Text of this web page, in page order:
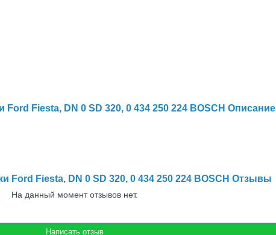
Fiesta, DN 0 SD 320, 0 434 250 224 BOSCH Описание
Ford Fiesta, DN 0 SD 320, 0 434 250 224 BOSCH Отзывы
На данный момент отзывов нет.